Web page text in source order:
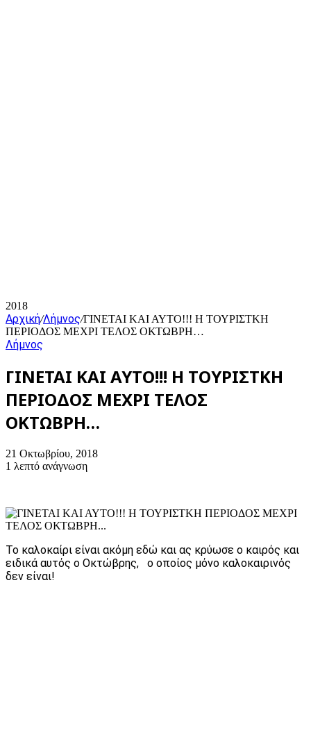
2018
Αρχική/Λήμνος/ΓΙΝΕΤΑΙ ΚΑΙ ΑΥΤΟ!!! Η ΤΟΥΡΙΣΤΚΗ
ΠΕΡΙΟΔΟΣ ΜΕΧΡΙ ΤΕΛΟΣ ΟΚΤΩΒΡΗ…
Λήμνος
ΓΙΝΕΤΑΙ ΚΑΙ ΑΥΤΟ!!! Η ΤΟΥΡΙΣΤΚΗ
ΠΕΡΙΟΔΟΣ ΜΕΧΡΙ ΤΕΛΟΣ
ΟΚΤΩΒΡΗ…
21 Οκτωβρίου, 2018
1 λεπτό ανάγνωση
Το καλοκαίρι είναι ακόμη εδώ και ας κρύωσε ο καιρός και
ειδικά αυτός ο Οκτώβρης, ο οποίος μόνο καλοκαιρινός
δεν είναι!